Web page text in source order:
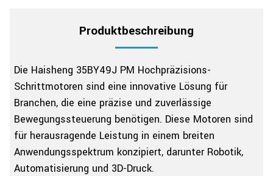
Produktbeschreibung
Die Haisheng 35BY49J PM Hochpräzisions-
Schrittmotoren sind eine innovative Lösung für
Branchen, die eine präzise und zuverlässige
Bewegungssteuerung benötigen. Diese Motoren sind
für herausragende Leistung in einem breiten
Anwendungsspektrum konzipiert, darunter Robotik,
Automatisierung und 3D-Druck.